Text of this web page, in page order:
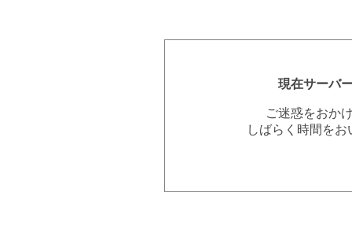
現在サーバ
ご迷惑をおか
しばらく時間を